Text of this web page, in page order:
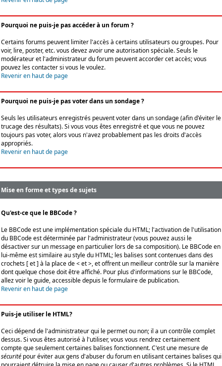
Pourquoi ne puis-je pas accéder à un forum ?
Certains forums peuvent limiter l'accès à certains utilisateurs ou groupes. Pour
voir, lire, poster, etc. vous devez avoir une autorisation spéciale. Seuls le
modérateur et l'administrateur du forum peuvent accorder cet accès; vous
pouvez les contacter si vous le voulez.
Revenir en haut de page
Pourquoi ne puis-je pas voter dans un sondage ?
Seuls les utilisateurs enregistrés peuvent voter dans un sondage (afin d'éviter le
trucage des résultats). Si vous vous êtes enregistré et que vous ne pouvez
toujours pas voter, alors vous n'avez probablement pas les droits d'accès
appropriés.
Revenir en haut de page
Mise en forme et types de sujets
Qu'est-ce que le BBCode ?
Le BBCode est une implémentation spéciale du HTML; l'activation de l'utilisation
du BBCode est déterminée par l'administrateur (vous pouvez aussi le
désactiver sur un message en particulier lors de sa composition). Le BBCode en
lui-même est similaire au style du HTML; les balises sont contenues dans des
crochets [ et ] à la place de < et >, et offrent un meilleur contrôle sur la manière
dont quelque chose doit être affiché. Pour plus d'informations sur le BBCode,
allez voir le guide, accessible depuis le formulaire de publication.
Revenir en haut de page
Puis-je utiliser le HTML?
Ceci dépend de l'administrateur qui le permet ou non; il a un contrôle complet
dessus. Si vous êtes autorisé à l'utiliser, vous vous rendrez certainement
compte que seulement certaines balises fonctionnent. C'est une mesure de
sécurité pour éviter aux gens d'abuser du forum en utilisant certaines balises qui